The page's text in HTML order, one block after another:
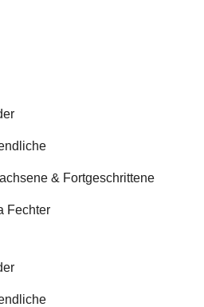
& Fortgeschrittene
Fechter